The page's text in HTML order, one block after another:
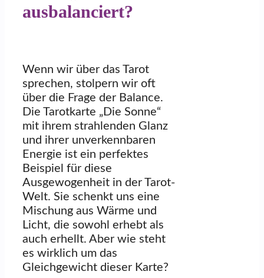
ausbalanciert?
Wenn wir über das Tarot
sprechen, stolpern wir oft
über die Frage der Balance.
Die Tarotkarte „Die Sonne“
mit ihrem strahlenden Glanz
und ihrer unverkennbaren
Energie ist ein perfektes
Beispiel für diese
Ausgewogenheit in der Tarot-
Welt. Sie schenkt uns eine
Mischung aus Wärme und
Licht, die sowohl erhebt als
auch erhellt. Aber wie steht
es wirklich um das
Gleichgewicht dieser Karte?